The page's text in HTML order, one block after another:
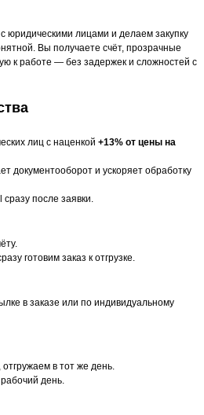
юридическими лицами и делаем закупку
Вы получаете счёт, прозрачные
к работе — без задержек и сложностей с
лиц с наценкой +13% от цены на
документооборот и ускоряет обработку
после заявки.
готовим заказ к отгрузке.
в заказе или по индивидуальному
, отгружаем в тот же день.
день.